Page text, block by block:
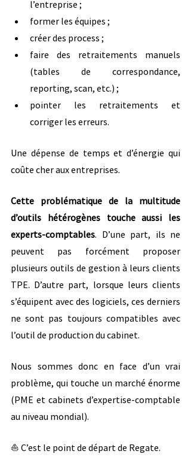
l’entreprise ;
former les équipes ;
créer des process ;
faire des retraitements manuels
(tables de correspondance,
reporting, scan, etc.) ;
pointer les retraitements et
corriger les erreurs.
Une dépense de temps et d’énergie qui
coûte cher aux entreprises.
Cette problématique de la multitude
d’outils hétérogènes touche aussi les
experts-comptables. D’une part, ils ne
peuvent pas forcément proposer
plusieurs outils de gestion à leurs clients
TPE. D’autre part, lorsque leurs clients
s’équipent avec des logiciels, ces derniers
ne sont pas toujours compatibles avec
l’outil de production du cabinet.
Nous sommes donc en face d’un vrai
problème, qui touche un marché énorme
(PME et cabinets d’expertise-comptable
au niveau mondial).
⛵️ C’est le point de départ de Regate.